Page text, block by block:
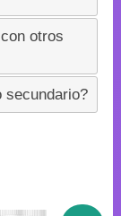
otros
secundario?